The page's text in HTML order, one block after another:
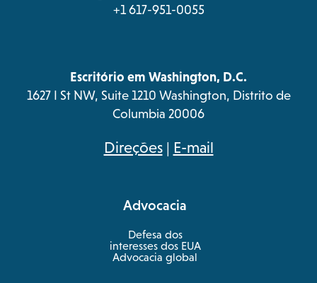
+1 617-951-0055
Escritório em Washington, D.C.
1627 I St NW, Suite 1210 Washington, Distrito de
Columbia 20006
Direçõesopens
new
tab
| E-mail
Advocacia
Defesa dos
interesses dos EUA
Advocacia global